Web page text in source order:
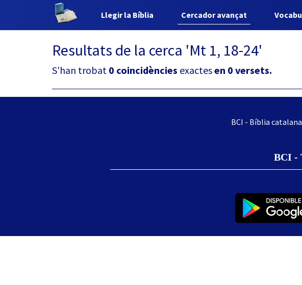
Llegir la Bíblia Cercador avançat
Resultats de la cerca 'Mt 1, 18-24'
S'han trobat 0 coincidències exactesen 0 versets.
BCI - Bíblia
BCI -